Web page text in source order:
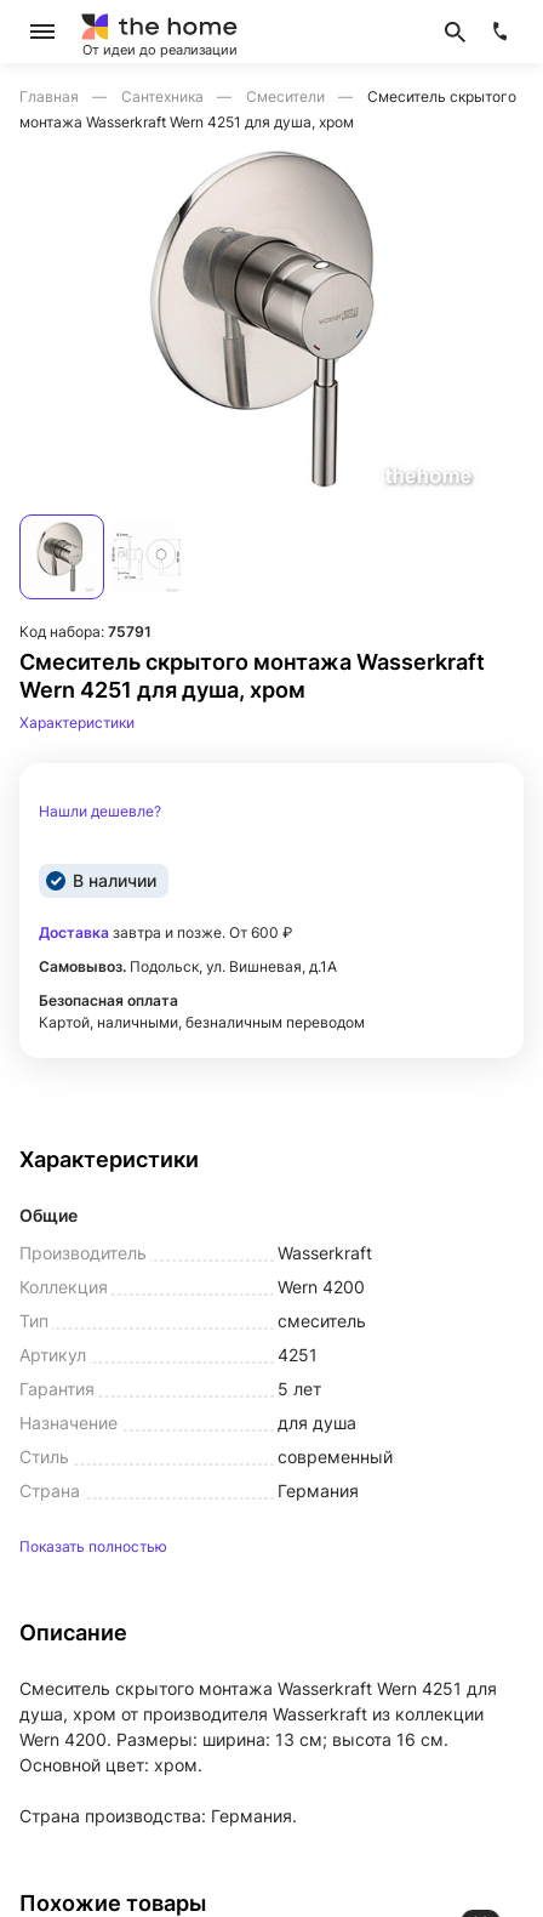
От идеи до реализации
Главная Сантехника Смесители
Смеситель скрытого
монтажа Wasserkraft Wern 4251 для душа, хром
Смеситель скрытого монтажа Wasserkraft
Wern 4251 для душа, хром
Код набора: 75791
Характеристики
Нашли дешевле?
В наличии
Доставка завтра и позже. От 600 ₽
Самовывоз. Подольск, ул. Вишневая, д.1А
Безопасная оплата
Картой, наличными, безналичным переводом
Характеристики
Общие
Производитель
Wasserkraft
Коллекция
Wern 4200
Тип
смеситель
Артикул
4251
Гарантия
5 лет
Назначение
для душа
Стиль
современный
Страна
Германия
Показать полностью
Описание
Смеситель скрытого монтажа Wasserkraft Wern 4251 для
душа, хром от производителя Wasserkraft из коллекции
Wern 4200. Размеры: ширина: 13 см; высота 16 см.
Основной цвет: хром.
Страна производства: Германия.
Похожие товары